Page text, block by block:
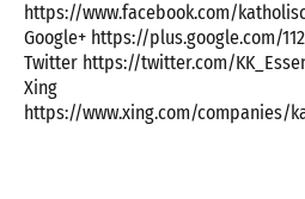
https://www.facebook.com/
Google+ https://plus.google.com/
Twitter https://twitter.com/
Xing
https://www.xing.com/companies/